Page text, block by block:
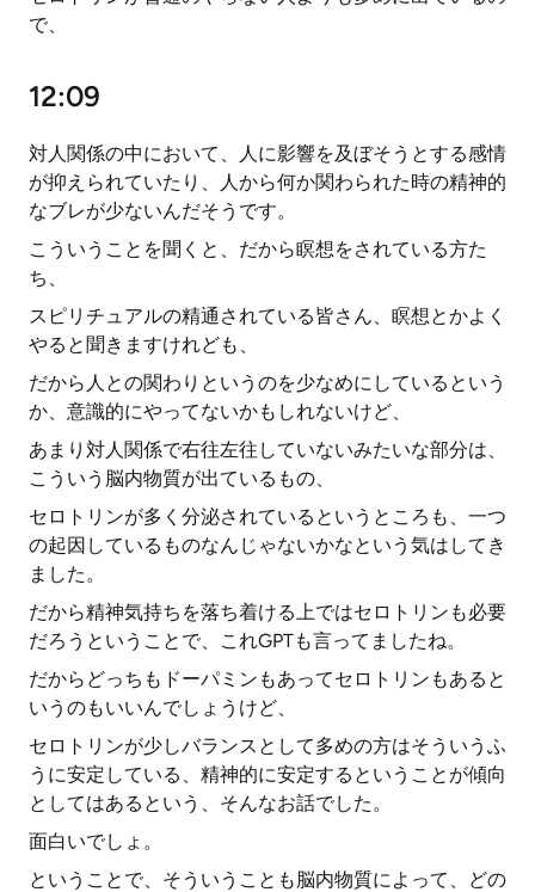
で、
12:09
対人関係の中において、人に影響を及ぼそうとする感情
が抑えられていたり、人から何か関わられた時の精神的
なブレが少ないんだそうです。
こういうことを聞くと、だから瞑想をされている方た
ち、
スピリチュアルの精通されている皆さん、瞑想とかよく
やると聞きますけれども、
だから人との関わりというのを少なめにしているという
か、意識的にやってないかもしれないけど、
あまり対人関係で右往左往していないみたいな部分は、
こういう脳内物質が出ているもの、
セロトリンが多く分泌されているというところも、一つ
の起因しているものなんじゃないかなという気はしてき
ました。
だから精神気持ちを落ち着ける上ではセロトリンも必要
だろうということで、これGPTも言ってましたね。
だからどっちもドーパミンもあってセロトリンもあると
いうのもいいんでしょうけど、
セロトリンが少しバランスとして多めの方はそういうふ
うに安定している、精神的に安定するということが傾向
としてはあるという、そんなお話でした。
面白いでしょ。
ということで、そういうことも脳内物質によって、どの